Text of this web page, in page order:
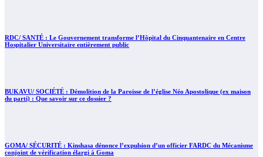
RDC/ SANTÉ : Le Gouvernement transforme l’Hôpital du Cinquantenaire en Centre
Hospitalier Universitaire entièrement public
BUKAVU/ SOCIÉTÉ : Démolition de la Paroisse de l’église Néo Apostolique (ex maison
du parti) : Que savoir sur ce dossier ?
GOMA/ SÉCURITÉ : Kinshasa dénonce l’expulsion d’un officier FARDC du Mécanisme
conjoint de vérification élargi à Goma